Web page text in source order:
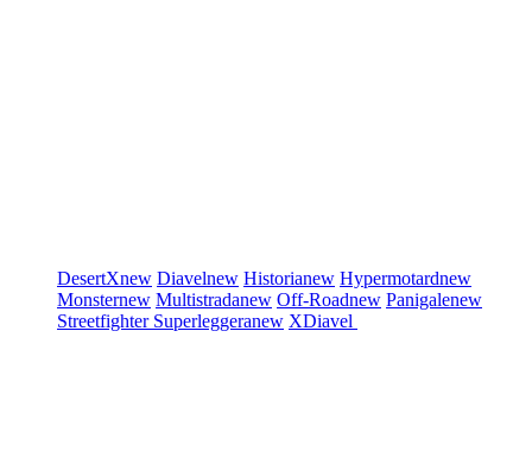
DesertXnew Diavelnew Historianew Hypermotardnew
Monsternew Multistradanew Off-Roadnew Panigalenew
Streetfighter Superleggeranew XDiavel